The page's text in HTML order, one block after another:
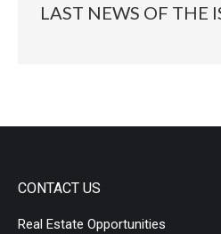
LAST NEWS OF THE
CONTACT US
Real Estate Opportunities